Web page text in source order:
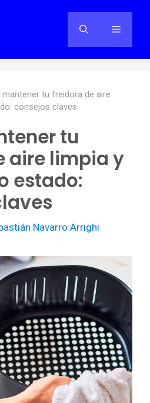
Menú
mantener tu freidora de aire
consejos claves
tu
aire limpia y
estado:
Navarro Arrighi